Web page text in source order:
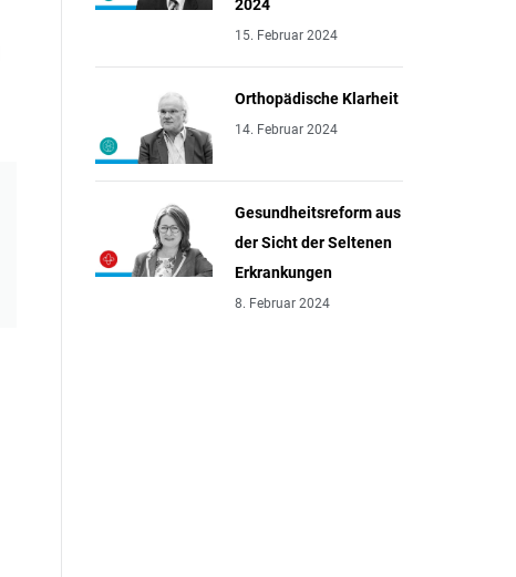
2024
15. Februar 2024
Orthopädische Klarheit
14. Februar 2024
Gesundheitsreform aus
der Sicht der Seltenen
Erkrankungen
8. Februar 2024